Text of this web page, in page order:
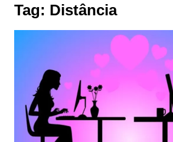
Tag: Distância